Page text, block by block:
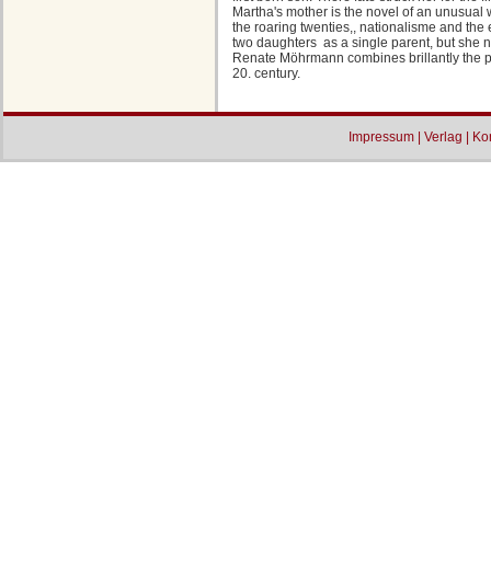
Martha's mother is the novel of an
the roaring twenties,, nationalisme and
two daughters as a single parent, but she
Renate Möhrmann combines brillantly the
20. century.
Impressum| Verlag